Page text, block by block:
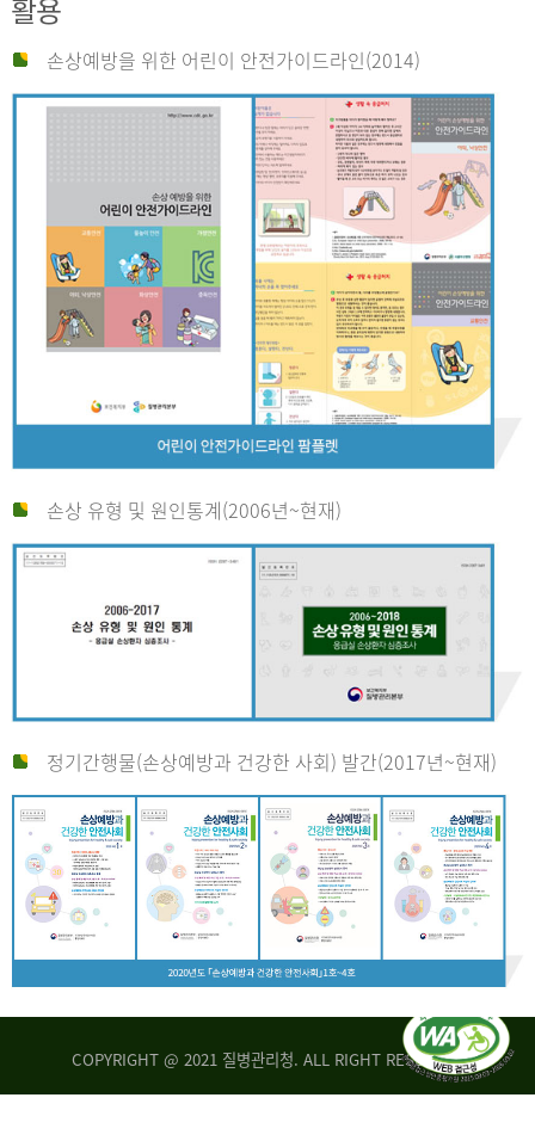
활용
손상예방을 위한 어린이 안전가이드라인(2014)
손상 유형 및 원인통계(2006년~현재)
정기간행물(손상예방과 건강한 사회) 발간(2017년~현재)
COPYRIGHT @ 2021 질병관리청. ALL RIGHT RESERVED